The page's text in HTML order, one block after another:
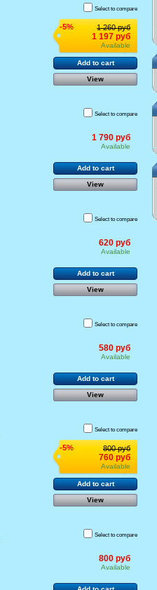
Select to compare
1 260 руб
-5%
1 197 руб
Available
Add to cart
View
Select to compare
1 790 руб
Available
Add to cart
View
Select to compare
620 руб
Available
Add to cart
View
Select to compare
580 руб
Available
Add to cart
View
Select to compare
800 руб
-5%
760 руб
Available
Add to cart
View
Select to compare
800 руб
Available